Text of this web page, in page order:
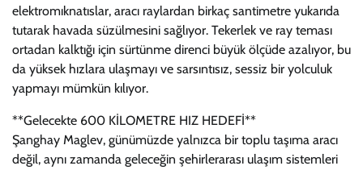
elektromıknatıslar, aracı raylardan birkaç santimetre yukarıda
tutarak havada süzülmesini sağlıyor. Tekerlek ve ray teması
ortadan kalktığı için sürtünme direnci büyük ölçüde azalıyor, bu
da yüksek hızlara ulaşmayı ve sarsıntısız, sessiz bir yolculuk
yapmayı mümkün kılıyor.
**Gelecekte 600 KİLOMETRE HIZ HEDEFİ**
Şanghay Maglev, günümüzde yalnızca bir toplu taşıma aracı
değil, aynı zamanda geleceğin şehirlerarası ulaşım sistemleri